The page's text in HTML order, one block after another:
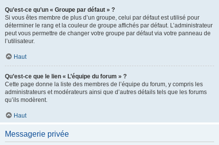
Qu’est-ce qu’un « Groupe par défaut » ?
Si vous êtes membre de plus d’un groupe, celui par défaut est utilisé pour
déterminer le rang et la couleur de groupe affichés par défaut. L’administrateur
peut vous permettre de changer votre groupe par défaut via votre panneau de
l’utilisateur.
Haut
Qu’est-ce que le lien « L’équipe du forum » ?
Cette page donne la liste des membres de l’équipe du forum, y compris les
administrateurs et modérateurs ainsi que d’autres détails tels que les forums
qu’ils modèrent.
Haut
Messagerie privée